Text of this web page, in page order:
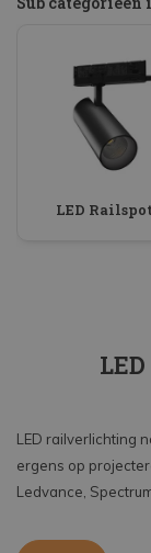
LED
LED railverlichting
ergens op
Ledvance,